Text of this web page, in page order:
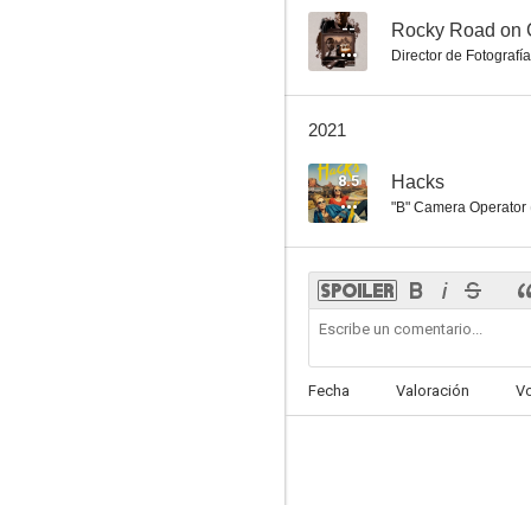
-- Rocky Road on
Director de Fotografía
2021
8.5 Hacks
"B" Camera Operator
Fecha Valoración